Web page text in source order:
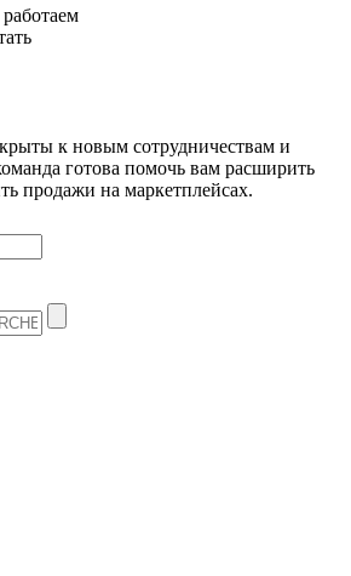
к новым сотрудничествам и
готова помочь вам расширить
продажи на маркетплейсах.